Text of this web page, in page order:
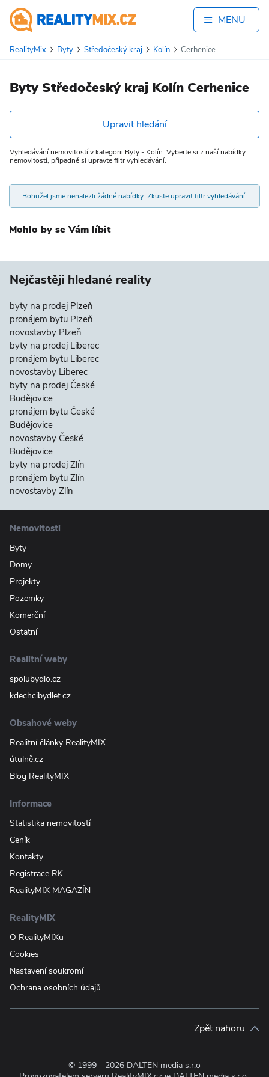
MENU
RealityMix Byty Středočeský kraj Kolín Cerhenice
Byty Středočeský kraj Kolín Cerhenice
Upravit hledání
Vyhledávání nemovitostí v kategorii Byty - Kolín. Vyberte si z naší nabídky
nemovitostí, případně si upravte filtr vyhledávání.
Bohužel jsme nenalezli žádné nabídky. Zkuste upravit filtr vyhledávání.
Mohlo by se Vám líbit
Nejčastěji hledané reality
byty na prodej Plzeň
pronájem bytu Plzeň
novostavby Plzeň
byty na prodej Liberec
pronájem bytu Liberec
novostavby Liberec
byty na prodej České
Budějovice
pronájem bytu České
Budějovice
novostavby České
Budějovice
byty na prodej Zlín
pronájem bytu Zlín
novostavby Zlín
Nemovitosti
Byty
Domy
Projekty
Pozemky
Komerční
Ostatní
Realitní weby
spolubydlo.cz
kdechcibydlet.cz
Obsahové weby
Realitní články RealityMIX
útulně.cz
Blog RealityMIX
Informace
Statistika nemovitostí
Ceník
Kontakty
Registrace RK
RealityMIX MAGAZÍN
RealityMIX
O RealityMIXu
Cookies
Nastavení soukromí
Ochrana osobních údajů
Zpět nahoru
© 1999—2026 DALTEN media s.r.o